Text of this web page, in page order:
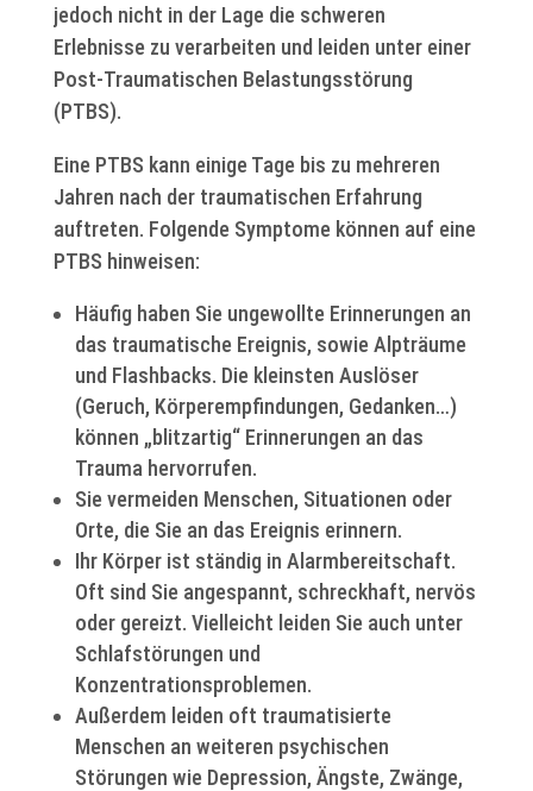
jedoch nicht in der Lage die schweren
Erlebnisse zu verarbeiten und leiden unter einer
Post-Traumatischen Belastungsstörung
(PTBS).
Eine PTBS kann einige Tage bis zu mehreren
Jahren nach der traumatischen Erfahrung
auftreten. Folgende Symptome können auf eine
PTBS hinweisen:
Häufig haben Sie ungewollte Erinnerungen an
das traumatische Ereignis, sowie Alpträume
und Flashbacks. Die kleinsten Auslöser
(Geruch, Körperempfindungen, Gedanken…)
können „blitzartig“ Erinnerungen an das
Trauma hervorrufen.
Sie vermeiden Menschen, Situationen oder
Orte, die Sie an das Ereignis erinnern.
Ihr Körper ist ständig in Alarmbereitschaft.
Oft sind Sie angespannt, schreckhaft, nervös
oder gereizt. Vielleicht leiden Sie auch unter
Schlafstörungen und
Konzentrationsproblemen.
Außerdem leiden oft traumatisierte
Menschen an weiteren psychischen
Störungen wie Depression, Ängste, Zwänge,